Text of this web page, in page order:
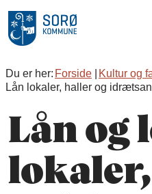
Du er her: Forside
Kultur og
Lån lokaler, haller og
Lån og